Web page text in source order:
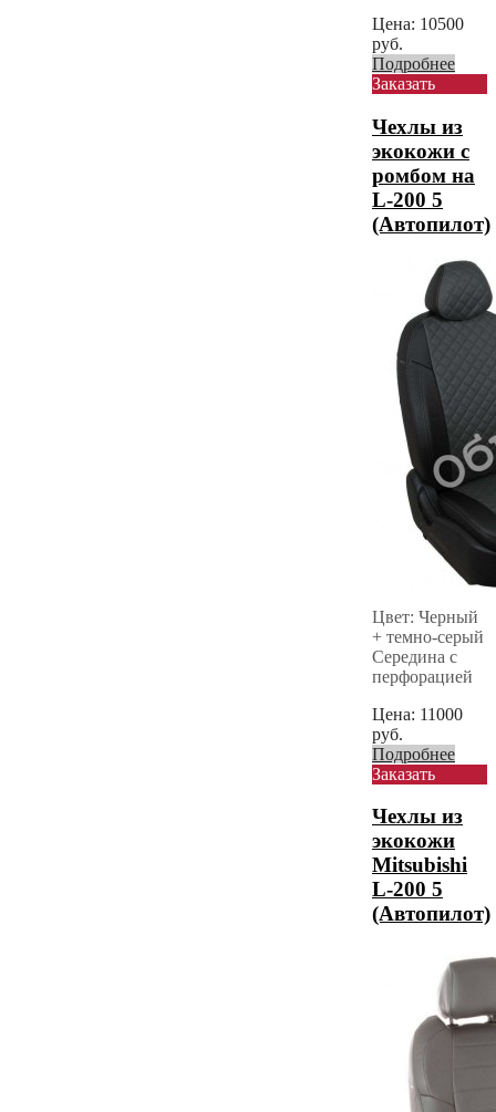
Цена: 10500
руб.
Подробнее
Заказать
Чехлы из
экокожи с
ромбом на
L-200 5
(Автопилот)
Цвет: Черный
+ темно-серый
Середина с
перфорацией
Цена: 11000
руб.
Подробнее
Заказать
Чехлы из
экокожи
Mitsubishi
L-200 5
(Автопилот)